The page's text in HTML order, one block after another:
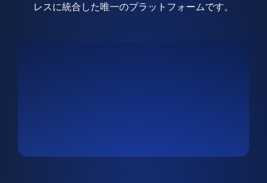
レスに統合した唯一のプラットフォームです。